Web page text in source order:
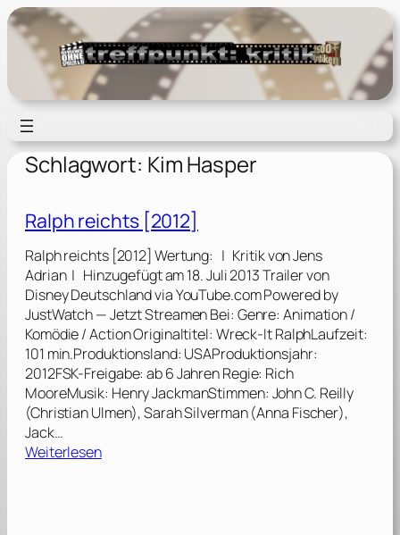
Zum
Inhalt
springen
Schlagwort: Kim Hasper
Ralph reichts [2012]
Ralph reichts [2012] Wertung: | Kritik von Jens
Adrian | Hinzugefügt am 18. Juli 2013 Trailer von
Disney Deutschland via YouTube.com Powered by
JustWatch — Jetzt Streamen Bei: Genre: Animation /
Komödie / Action Originaltitel: Wreck-It RalphLaufzeit:
101 min.Produktionsland: USAProduktionsjahr:
2012FSK-Freigabe: ab 6 Jahren Regie: Rich
MooreMusik: Henry JackmanStimmen: John C. Reilly
(Christian Ulmen), Sarah Silverman (Anna Fischer),
Jack…
Weiterlesen: